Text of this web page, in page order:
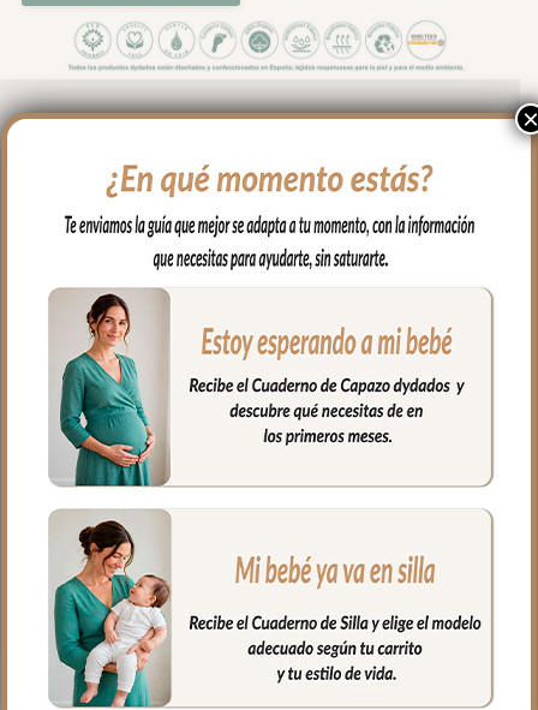
cubriendo la parte de arriba del capazo y
los bordes en lateral, es una colcha
amplia; lacitos en las esquinas para
ajustar a la forma del capazo. En tejido
polipiel bordada; una polipiel sintética
muy suave y agradable.
Babero o embozo va por encima de la
colcha siempre, en tejido piqué en liso al
color del bordado.
Almohada de 0.5cm de grosor en tejido
Puedes lavar a mano o en lavadora,
siempre agua fría, jabones no abrasivos y
secado al natural.
×